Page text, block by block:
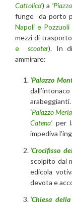
Cattolico’) a
funge da porto
Napoli e Pozzuoli
mezzi di
e scooter). In
ammirare:
‘Palazzo
‘Palazzo
Catena’ per
impediva
‘Crocifisso
scolpito dai
edicola
devota e
‘Chiesa